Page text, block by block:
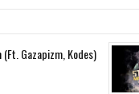
(Ft. Gazapizm, Kodes)